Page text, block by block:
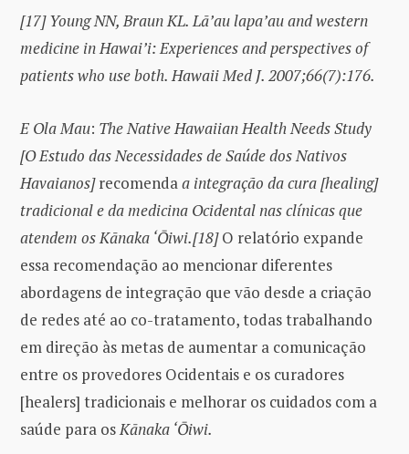
[17] Young NN, Braun KL. Lā’au lapa’au and western
medicine in Hawai’i: Experiences and perspectives of
patients who use both.Hawaii Med J. 2007;66(7):176.
E Ola Mau: The Native Hawaiian Health Needs Study
[O Estudo das Necessidades de Saúde dos Nativos
Havaianos]recomendaa integração da cura [healing]
tradicional e da medicina Ocidental nas clínicas que
atendem os Kānaka ‘Ōiwi.[18]O relatório expande
essa recomendação ao mencionar diferentes
abordagens de integração que vão desde a criação
de redes até ao co-tratamento, todas trabalhando
em direção às metas de aumentar a comunicação
entre os provedores Ocidentais e os curadores
[healers] tradicionais e melhorar os cuidados com a
saúde para osKānaka ‘Ōiwi.